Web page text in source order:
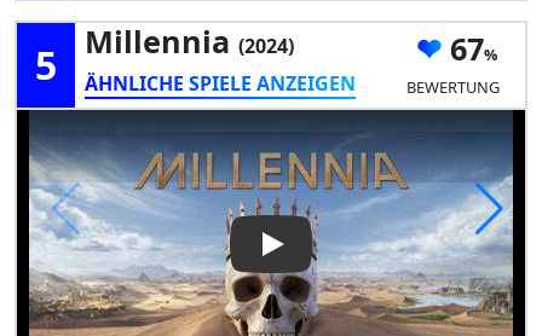
5 Millennia (2024)
ÄHNLICHE SPIELE ANZEIGEN
67
BEWERTUNG
Play Video: Millennia